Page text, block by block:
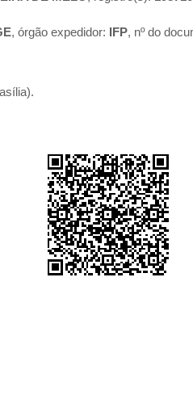
, órgão expedidor: IFP, nº do